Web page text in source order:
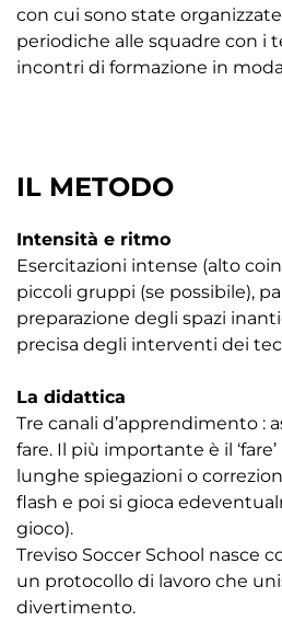
con cui sono state
periodiche alle squadre con i
incontri di formazione in
IL METODO
Intensità e ritmo
Esercitazioni intense (alto
piccoli gruppi (se possibile),
preparazione degli spazi
precisa degli interventi dei
La didattica
Tre canali d’apprendimento :
fare. Il più importante è il
lunghe spiegazioni o
flash e poi si gioca
gioco).
Treviso Soccer School nasce
un protocollo di lavoro che
divertimento.